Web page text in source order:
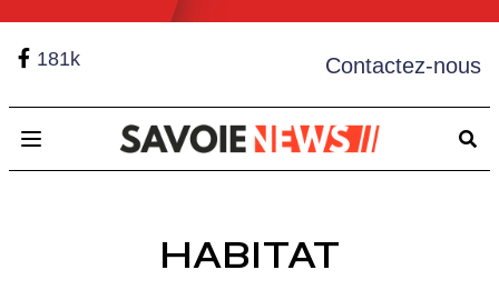
181k Contactez-nous
Open main menu
HABITAT